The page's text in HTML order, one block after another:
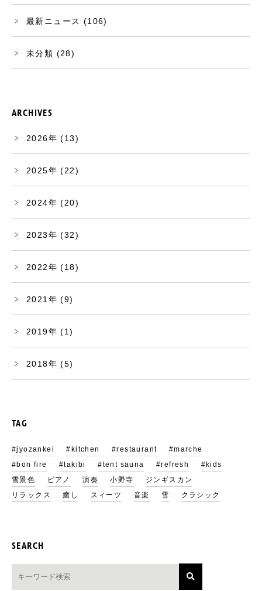
最新ニュース (106)
未分類 (28)
ARCHIVES
2026 (13)
2025 (22)
2024 (20)
2023 (32)
2022 (18)
2021 (9)
2019 (1)
2018 (5)
TAG
#jyozankei #kitchen #restaurant
#marche
#bon fire
#takibi #tent sauna #refresh
#kids
雪景色
ピアノ 演奏 小野寺
ジンギスカン
リラックス
癒し スィーツ 音楽 雪 クラシック
SEARCH